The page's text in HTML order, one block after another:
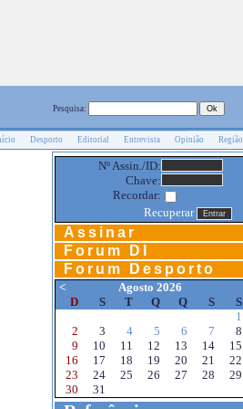
Pesquisa:
Desporto Editorial Entrevista Opinião Região
Nº Assin./ID:
Chave:
Recordar:
Recuperar
Assinar
Forum DI
Forum Desporto
<
Agosto 2026
D
S T Q Q S
S
1
2
3 4 5 6 7
8
9
10 11 12 13 14
15
16
17 18 19 20 21
22
23
24 25 26 27 28
29
30
31